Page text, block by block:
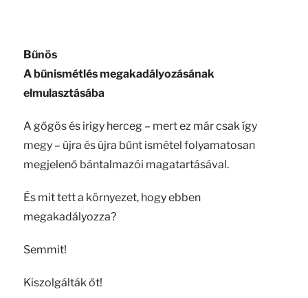
Bűnös
A bűnismétlés megakadályozásának
elmulasztásába
A gőgös és irigy herceg – mert ez már csak így
megy – újra és újra bűnt ismétel folyamatosan
megjelenő bántalmazói magatartásával.
És mit tett a környezet, hogy ebben
megakadályozza?
Semmit!
Kiszolgálták őt!